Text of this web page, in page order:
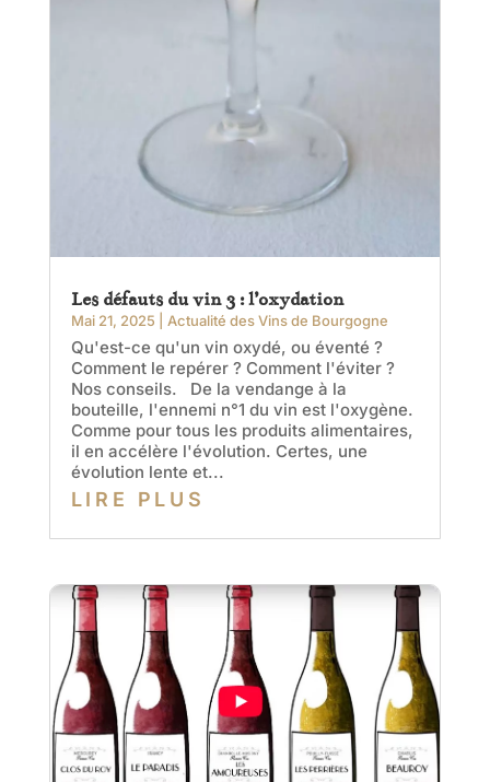
Les défauts du vin 3 : l’oxydation
Mai 21, 2025 Actualité des Vins de Bourgogne
Qu'est-ce qu'un vin oxydé, ou éventé ?
Comment le repérer ? Comment l'éviter ?
Nos conseils. De la vendange à la
bouteille, l'ennemi n°1 du vin est l'oxygène.
Comme pour tous les produits alimentaires,
il en accélère l'évolution. Certes, une
évolution lente et...
LIRE PLUS